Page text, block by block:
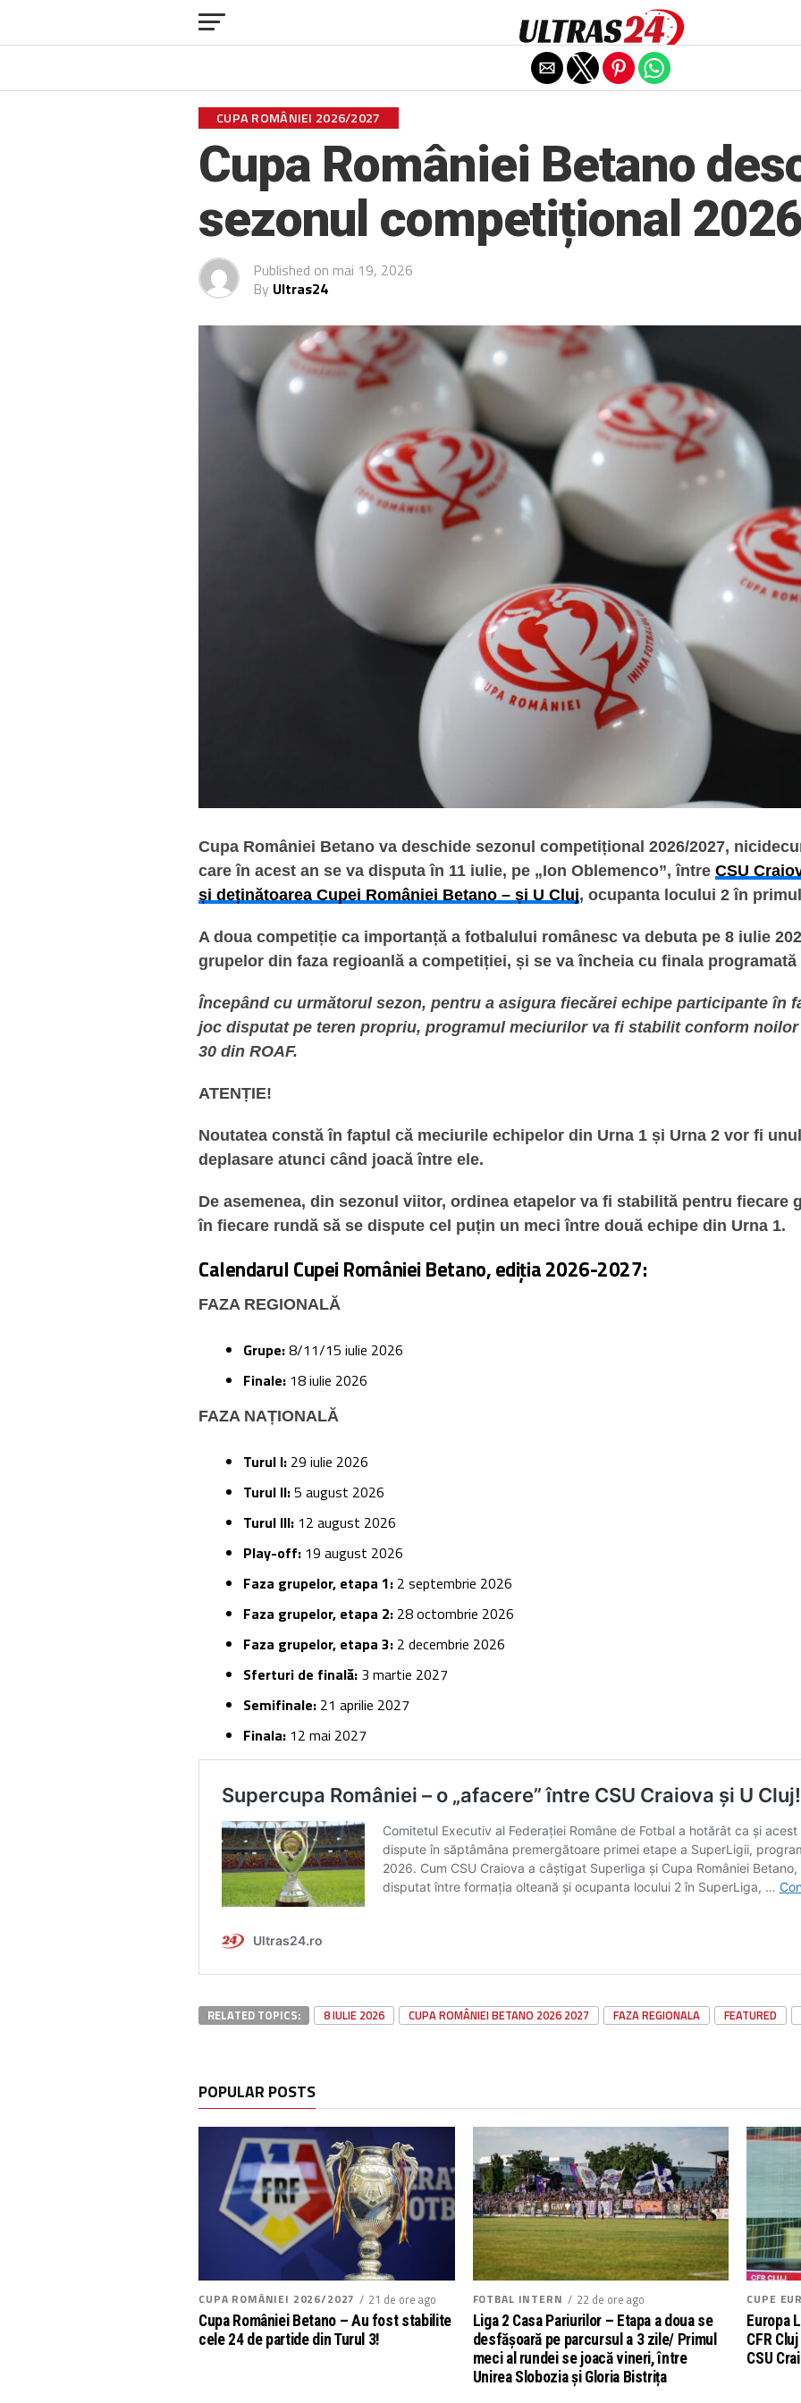
CUPA ROMÂNIEI 2026/2027
Cupa României Betano
sezonul competițional
Published on mai 19, 2026
By Ultras24
Cupa României Betano va deschide sezonul competițional 2026/2027,
care în acest an se va disputa în 11 iulie, pe „Ion Oblemenco”, între CSU
și deținătoarea Cupei României Betano – și U Cluj, ocupanta locului 2 în
A doua competiție ca importanță a fotbalului românesc va debuta pe 8 iulie
grupelor din faza regioanlă a competiției, și se va încheia cu finala programată
Începând cu următorul sezon, pentru a asigura fiecărei echipe participante în
joc disputat pe teren propriu, programul meciurilor va fi stabilit conform
30 din ROAF.
ATENȚIE!
Noutatea constă în faptul că meciurile echipelor din Urna 1 și Urna 2 vor fi
deplasare atunci când joacă între ele.
De asemenea, din sezonul viitor, ordinea etapelor va fi stabilită pentru fiecare
în fiecare rundă să se dispute cel puțin un meci între două echipe din Urna 1.
Calendarul Cupei României Betano, ediția 2026-2027:
FAZA REGIONALĂ
Grupe:8/11/15 iulie 2026
Finale: 18 iulie 2026
FAZA NAȚIONALĂ
Turul I: 29 iulie 2026
Turul II:5 august 2026
Turul III: 12 august 2026
Play-off: 19 august 2026
Faza grupelor, etapa 1: 2 septembrie 2026
Faza grupelor, etapa 2: 28 octombrie 2026
Faza grupelor, etapa 3: 2 decembrie 2026
Sferturi de finală: 3 martie 2027
Semifinale: 21 aprilie 2027
Finala: 12 mai 2027
RELATED TOPICS: 8 IULIE 2026 CUPA ROMÂNIEI BETANO 2026 2027 FAZA REGIONALA FEATURED
POPULAR POSTS
CUPA ROMÂNIEI 2026/2027
21 de ore ago
Cupa României Betano – Au fost stabilite
cele 24 de partide din Turul 3!
FOTBAL INTERN
22 de ore ago
Liga 2 Casa Pariurilor – Etapa a doua se
desfășoară pe parcursul a 3 zile/ Primul
meci al rundei se joacă vineri, între
Unirea Slobozia și Gloria Bistrița
CUPE
Europa
CFR
CSU
Exit mobile version